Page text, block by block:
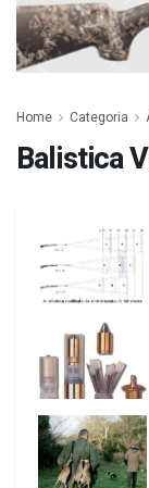
Home Categoria
Balistica